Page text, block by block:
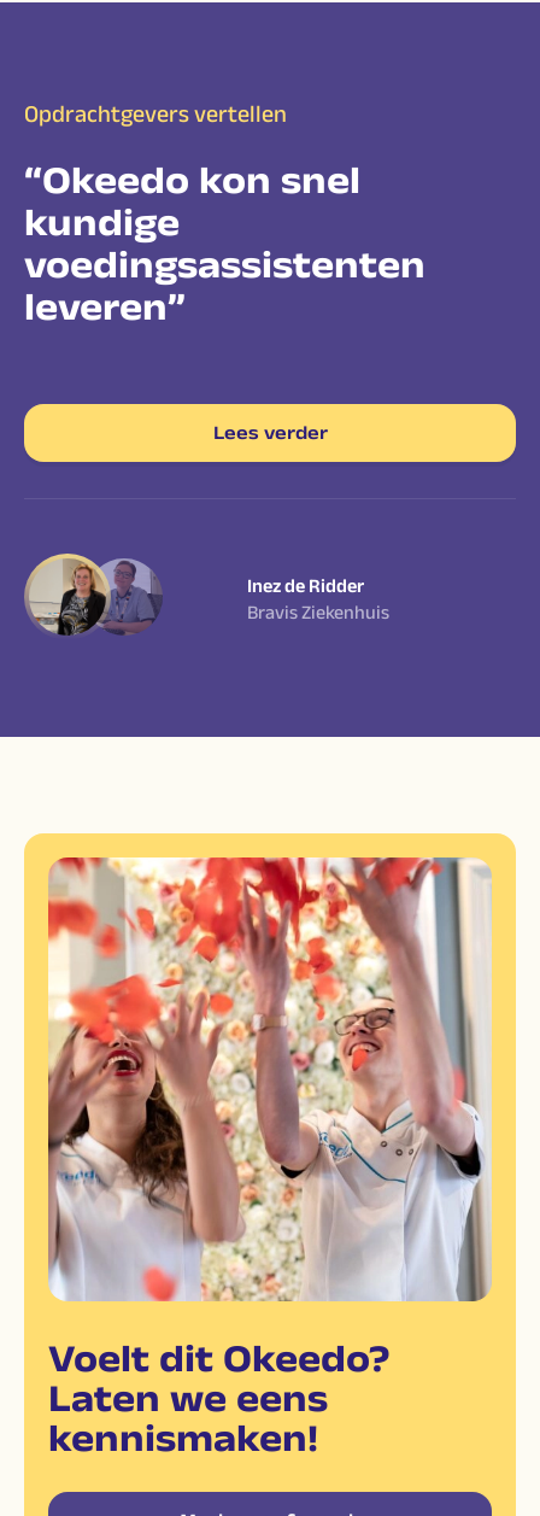
Opdrachtgevers vertellen
“Okeedo kon snel
kundige
voedingsassistenten
leveren”
Lees verder
“Fijn dat Okeedo ook de
begeleiding doet”
Inez de Ridder
Bravis Ziekenhuis
Voelt dit Okeedo?
Laten we eens
kennismaken!